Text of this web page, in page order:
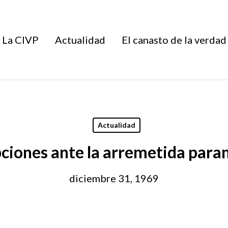
La CIVP Actualidad El canasto de la verdad
Actualidad
ante la arremetida
diciembre 31, 1969